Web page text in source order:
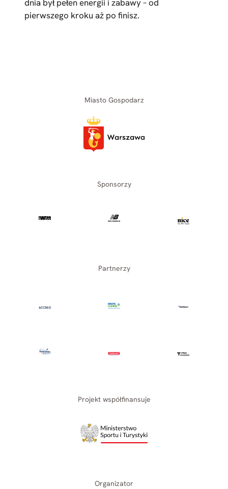
dnia był pełen energii i zabawy – od
pierwszego kroku aż po finisz.
Miasto Gospodarz
Sponsorzy
Partnerzy
Projekt współfinansuje
Organizator